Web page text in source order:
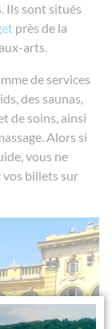
Ils sont situés
près de la
arts.
de services
des saunas,
de soins, ainsi
Alors si
vous ne
vos billets sur